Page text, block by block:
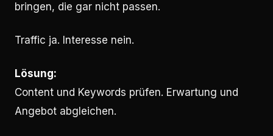
bringen, die gar nicht passen.
Traffic ja. Interesse nein.
Lösung:
Content und Keywords prüfen. Erwartung und
Angebot abgleichen.